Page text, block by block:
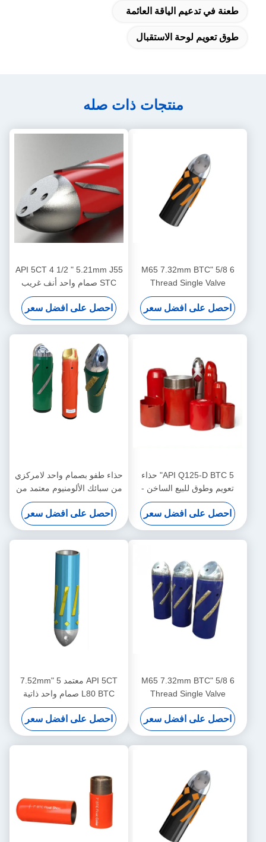
تدعيم الياقة العائمة
لوحة الاستقبال
منتجات ذات صله
6 5/8 "M65 7.32mm BTC
Thread Single
Excentric Nose Float
التسمين في
حقول النفط
على افضل سعر
API 5CT 4 1/2 " 5.21mm J55
STC صمام واحد أنف غريب
الأطوار ألومنيوم سبائك حذاء
عائم مصمم للاستخدام في
صناعة النفط
احصل على افضل سعر
API Q125-D BTC 5" حذاء
وطوق للبيع الساخن -
لعمليات تسييج آبار
النفط والغاز
على افضل سعر
حذاء طفو بصمام واحد لامركزي
من سبائك الألومنيوم معتمد من
API 5CT مقاس 11 3/4 بوصة
وسمك 13.56 مم L80 BTC-PE
لصناعة النفط والغاز
احصل على افضل سعر
6 5/8 "M65 7.32mm BTC
Thread Single
Excentric Nose Float
التسمين في
حقول النفط
على افضل سعر
API 5CT معتمد 5 "7.52mm
L80 BTC صمام واحد ذاتية
القفل سبيكة الألومنيوم العائمة
الحذاء لصناعة النفط والغاز
احصل على افضل سعر